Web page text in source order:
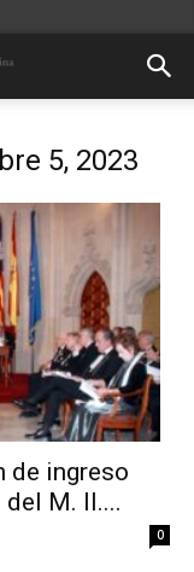
5, 2023
de ingreso
M. Il....
0